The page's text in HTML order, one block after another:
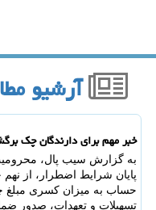
آرشیو
خبر مهم برای دارندگان چک
به گزارش سیب پال،
پایان شرایط اضطرار، از
حساب به میزان کسری مبلغ
تسهیلات و تعهدات، صدور